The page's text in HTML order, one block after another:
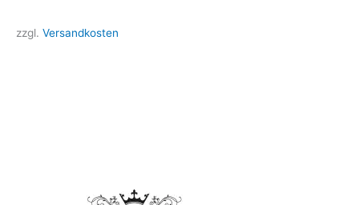
zzgl. Versandkosten